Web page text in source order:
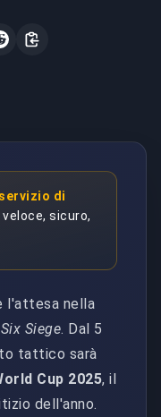
servizio di
sicuro,
l'attesa nella
Siege. Dal 5
tattico sarà
Cup 2025, il
dell'anno.